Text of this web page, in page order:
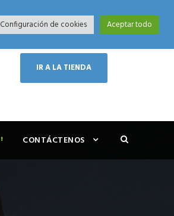
Modo Nocturno
IR A LA TIENDA
CONTÁCTENOS
Configuración de cookies Aceptar todo